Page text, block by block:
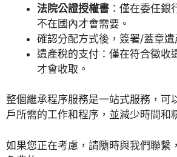
法院公證授權書 ：僅在委任銀
不在國內才會需要。
確認分配方式後，簽署/蓋章遺
遺產稅的支付：僅在符合徵收
才會收取。
整個繼承程序服務是一站式服務，可
戶所需的工作和程序，並減少時間和
如果您正在考慮，請隨時與我們聯繫